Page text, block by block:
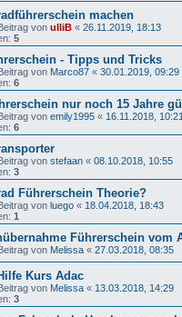
machen
von ulliB « 26.11.2019, 18:13
5
- Tipps und Tricks
von Marco87 « 30.01.2019, 09:29
6
nur noch 15 Jahre
von emily1995 « 16.11.2018, 10:21
6
von stefaan « 08.10.2018, 10:55
3
Führerschein Theorie?
von luego « 18.04.2018, 18:43
1
Führerschein vom
von Melissa « 27.03.2018, 08:35
Kurs Adac
von Melissa « 13.03.2018, 14:29
3